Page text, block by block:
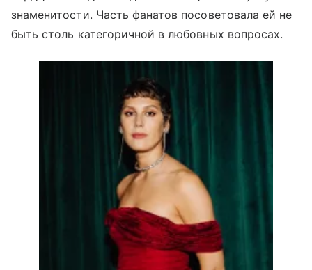
знаменитости. Часть фанатов посоветовала ей не
быть столь категоричной в любовных вопросах.